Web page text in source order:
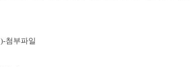
)-첨부파일